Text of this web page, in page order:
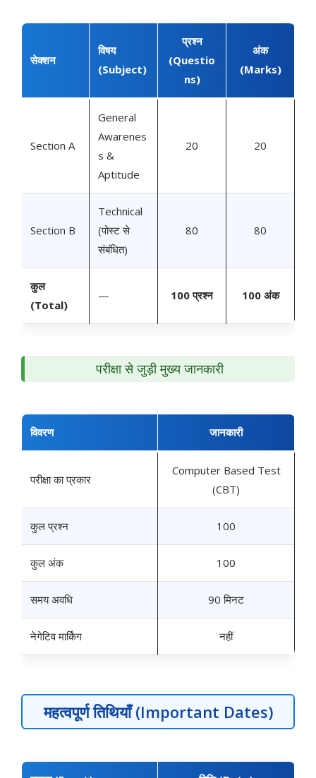
सेक्शन
विषय
(Subject)
प्रश्न
(Questio
ns)
अंक
(Marks)
Section A
General
Awarenes
s &
Aptitude
20 20
Section B
Technical
(पोस्ट से
संबंधित)
80 80
कुल
(Total)
— 100 प्रश्न 100 अंक
परीक्षा से जुड़ी मुख्य जानकारी
विवरण जानकारी
परीक्षा का प्रकार
Computer Based Test
(CBT)
कुल प्रश्न 100
कुल अंक 100
समय अवधि 90 मिनट
नेगेटिव मार्किंग नहीं
महत्वपूर्ण तिथियाँ (Important Dates)